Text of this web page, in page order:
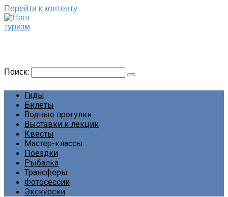
Перейти к контенту
Поиск:
Гиды
Билеты
Водные прогулки
Выставки и лекции
Квесты
Мастер-классы
Поездки
Рыбалка
Трансферы
Фотосессии
Экскурсии